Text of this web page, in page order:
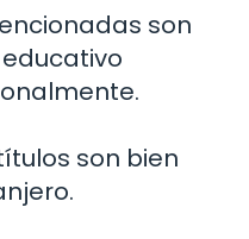
son
son bien